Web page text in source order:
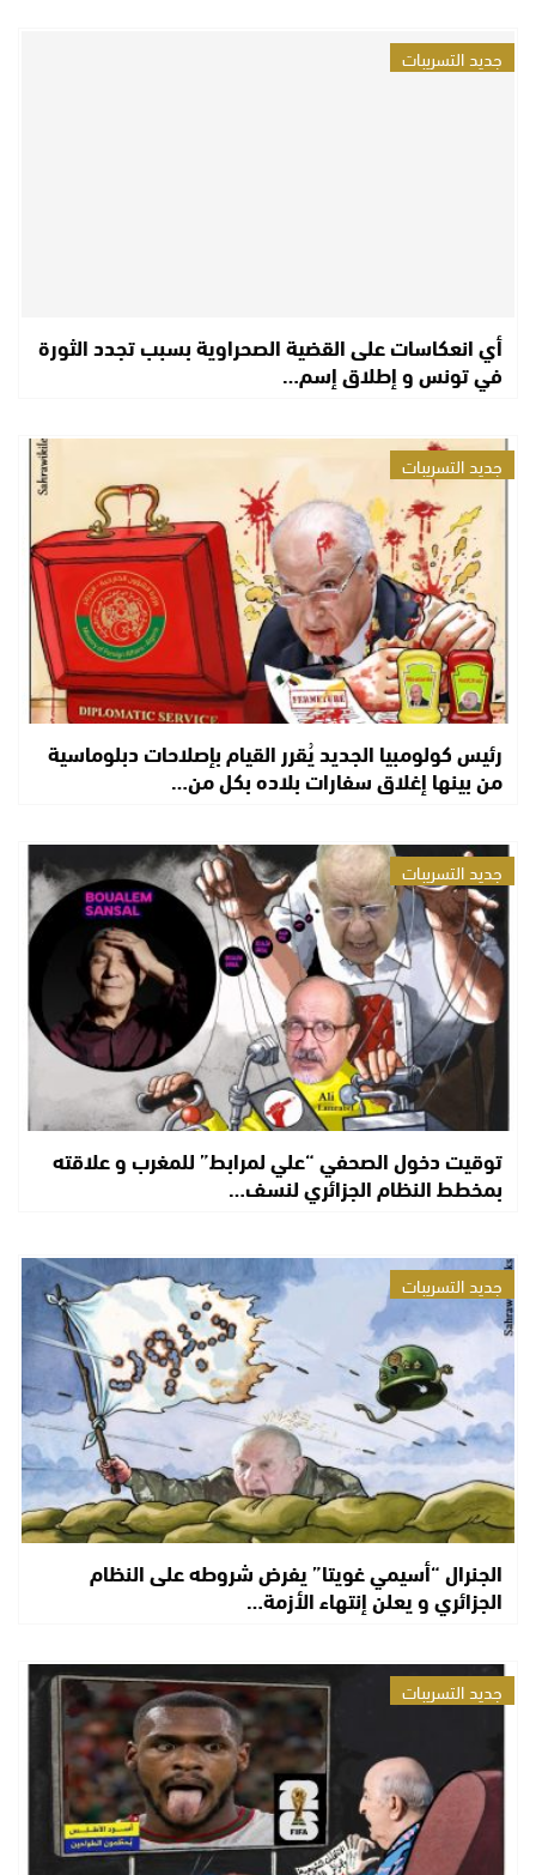
جديد التسريبات
أي انعكاسات على القضية الصحراوية بسبب تجدد الثورة
في تونس و إطلاق إسم…
جديد التسريبات
رئيس كولومبيا الجديد يُقرر القيام بإصلاحات دبلوماسية
من بينها إغلاق سفارات بلاده بكل من…
جديد التسريبات
توقيت دخول الصحفي “علي لمرابط” للمغرب و علاقته
بمخطط النظام الجزائري لنسف…
جديد التسريبات
الجنرال “أسيمي غويتا” يفرض شروطه على النظام
الجزائري و يعلن إنتهاء الأزمة…
جديد التسريبات